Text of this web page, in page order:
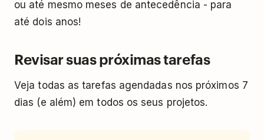
ou até mesmo meses de antecedência - para
até dois anos!
Revisar suas próximas tarefas
Veja todas as tarefas agendadas nos próximos 7
dias (e além) em todos os seus projetos.